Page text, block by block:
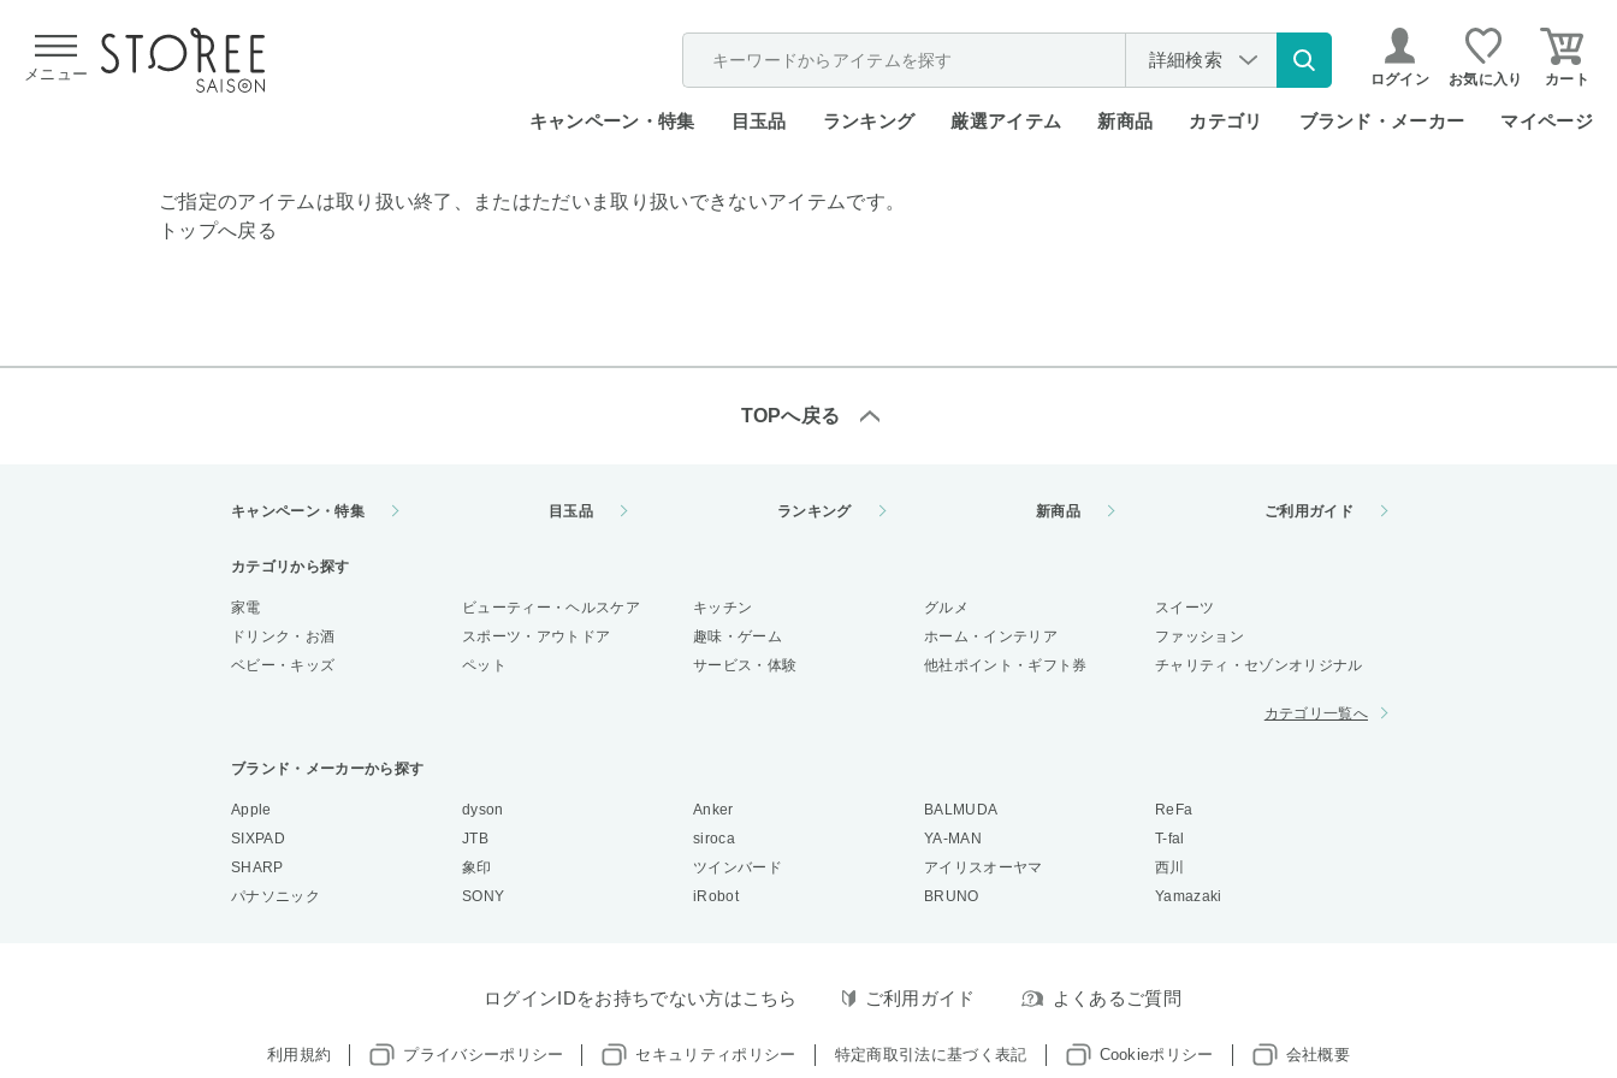
メニュー
詳細検索
ログイン お気に入り カート
キャンペーン・特集 目玉品 ランキング 厳選アイテム 新商品 カテゴリ ブランド・メーカー マイページ
ご指定のアイテムは取り扱い終了、またはただいま取り扱いできないアイテムです。
トップへ戻る
TOPへ戻る
キャンペーン・特集 目玉品 ランキング 新商品 ご利用ガイド
カテゴリから探す
家電 ビューティー・ヘルスケア キッチン グルメ
スイーツ
ドリンク・お酒
スポーツ・アウトドア 趣味・ゲーム ホーム・インテリア
ファッション
ベビー・キッズ
ペット サービス・体験 他社ポイント・ギフト券 チャリティ・セゾンオリジナル
カテゴリ一覧へ
ブランド・メーカーから探す
Apple dyson Anker BALMUDA
ReFa
SIXPAD
JTB siroca YA-MAN
T-fal
SHARP
象印 ツインバード アイリスオーヤマ
西川
パナソニック
SONY iRobot BRUNO Yamazaki
ログインIDをお持ちでない方はこちら ご利用ガイド よくあるご質問
利用規約 プライバシーポリシー セキュリティポリシー 特定商取引法に基づく表記 Cookieポリシー 会社概要